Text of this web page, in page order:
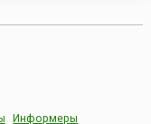
Информеры